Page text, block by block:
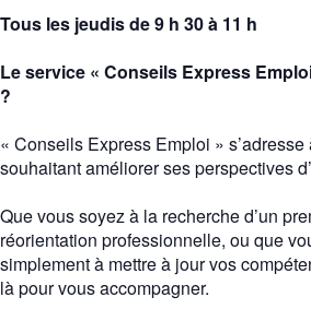
Tous les jeudis de 9 h 30 à 11 h
Le service « Conseils Express
?
« Conseils Express Emploi »
souhaitant améliorer ses perspectives
Que vous soyez à la recherche d’un
réorientation professionnelle, ou que
simplement à mettre à jour vos
là pour vous accompagner.